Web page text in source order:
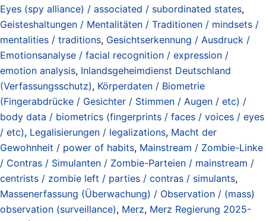
Eyes (spy alliance) / associated / subordinated states,
Geisteshaltungen / Mentalitäten / Traditionen / mindsets /
mentalities / traditions, Gesichtserkennung / Ausdruck /
Emotionsanalyse / facial recognition / expression /
emotion analysis, Inlandsgeheimdienst Deutschland
(Verfassungsschutz), Körperdaten / Biometrie
(Fingerabdrücke / Gesichter / Stimmen / Augen / etc) /
body data / biometrics (fingerprints / faces / voices / eyes
/ etc), Legalisierungen / legalizations, Macht der
Gewohnheit / power of habits, Mainstream / Zombie-Linke
/ Contras / Simulanten / Zombie-Parteien / mainstream /
centrists / zombie left / parties / contras / simulants,
Massenerfassung (Überwachung) / Observation / (mass)
observation (surveillance), Merz, Merz Regierung 2025-